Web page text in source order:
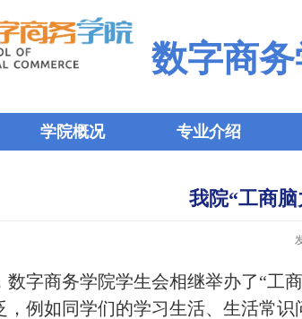
数字商
学院概况 专业介绍
我院“工商
数字商务学院学生会相继举办了“工
，例如同学们的学习生活、生活常